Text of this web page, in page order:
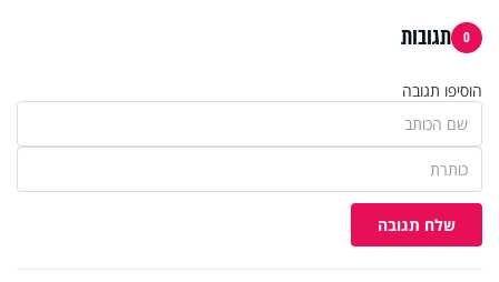
0 תגובות
הוסיפו תגובה
שלח תגובה